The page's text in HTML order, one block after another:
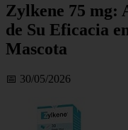
Zylkene 75 mg:
de Su Eficacia
Mascota
📅 30/05/2026